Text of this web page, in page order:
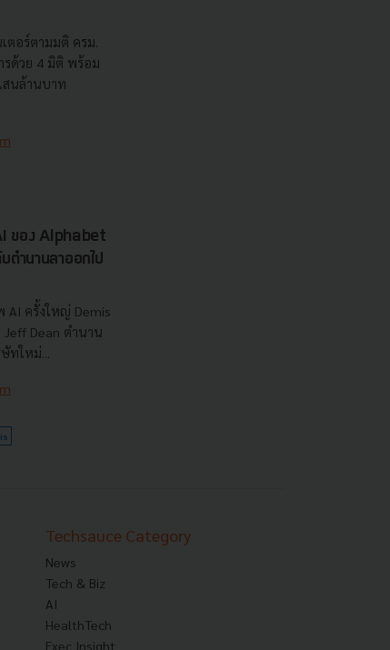
ตอร์ตามมติ ครม.
รด้วย 4 มิติ พร้อม
สนล้านบาท
ของ Alphabet
ำนานลาออกไป
AI ครั้งใหญ่ Demis
Jeff Dean ตำนาน
ทใหม่...
Techsauce Category
News
Tech & Biz
AI
HealthTech
Exec Insight